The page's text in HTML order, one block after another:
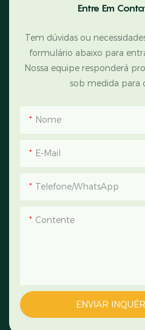
Entre Em
Tem dúvidas ou
formulário abaixo para
Nossa equipe responderá
sob medida para
Nome
E-Mail
Telefone/WhatsApp
Contente
ENVIAR